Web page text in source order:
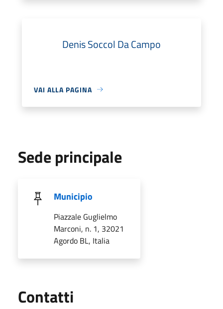
Denis Soccol Da Campo
VAI ALLA PAGINA
Sede principale
Municipio
Piazzale Guglielmo
Marconi, n. 1, 32021
Agordo BL, Italia
Contatti